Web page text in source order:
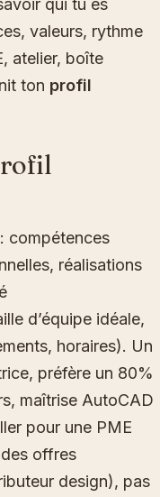
qui tu es
valeurs, rythme
atelier, boîte
ton profil
compétences
réalisations
d’équipe idéale,
horaires). Un
préfère un 80%
maîtrise AutoCAD
pour une PME
offres
design), pas